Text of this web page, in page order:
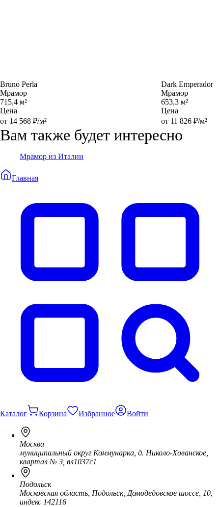
Bruno Perla
Мрамор
715,4 м²
Цена
от 14 568 ₽/м²
Dark Emperador
Мрамор
653,3 м²
Цена
от 11 826 ₽/м²
Вам также будет интересно
Мрамор из Италии
Главная
Каталог Корзина Избранное Войти
Москва
муниципальный округ Коммунарка, д. Николо-Хованское,
квартал № 3, вл1037с1
Подольск
Московская область, Подольск, Домодедовское шоссе, 10,
индекс 142116